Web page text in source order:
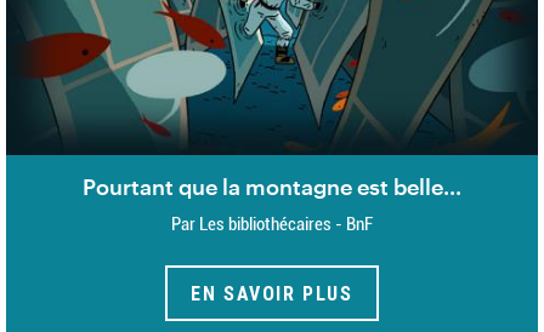
Pourtant que la montagne est belle...
Par Les bibliothécaires - BnF
EN SAVOIR PLUS